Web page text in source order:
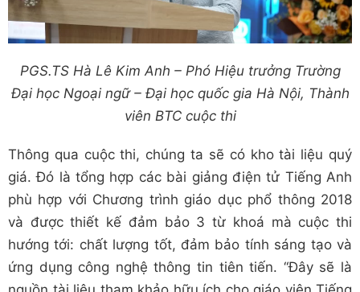
PGS.TS Hà Lê Kim Anh – Phó Hiệu trưởng Trường
Đại học Ngoại ngữ – Đại học quốc gia Hà Nội, Thành
viên BTC cuộc thi
Thông qua cuộc thi, chúng ta sẽ có kho tài liệu quý
giá. Đó là tổng hợp các bài giảng điện tử Tiếng Anh
phù hợp với Chương trình giáo dục phổ thông 2018
và được thiết kế đảm bảo 3 từ khoá mà cuộc thi
hướng tới: chất lượng tốt, đảm bảo tính sáng tạo và
ứng dụng công nghệ thông tin tiên tiến. “Đây sẽ là